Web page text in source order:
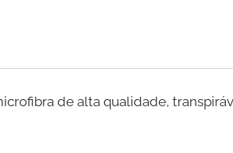
de alta qualidade,